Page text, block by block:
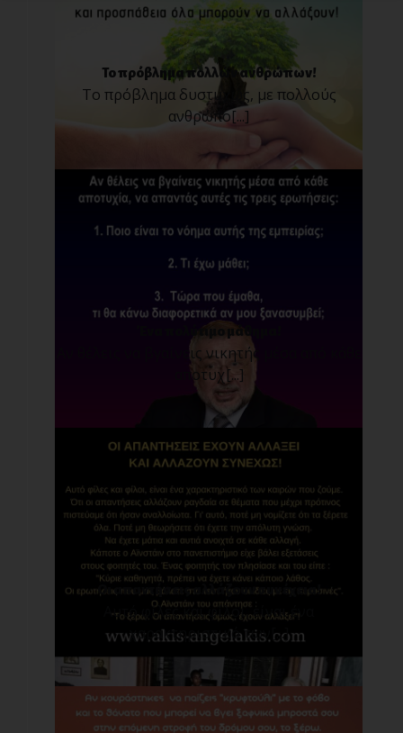
Το πρόβλημα πολλών ανθρώπων!
Το πρόβλημα δυστυχώς, με πολλούς
ανθρώπο[...]
Ένα πολύτιμο μάθημα!
Αν θέλεις να βγαίνεις νικητής μέσα από κάθε
αποτυχ[...]
Οι απαντήσεις αλλάζουν συνέχεια!
Αυτό φίλες και φίλοι, είναι ένα
χαρακτηριστικό των[...]